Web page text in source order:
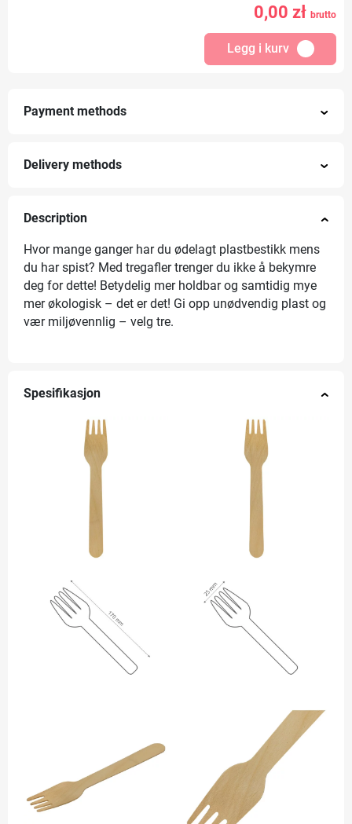
0,00 zł brutto
Legg i kurv
Payment methods
Delivery methods
Description
Hvor mange ganger har du ødelagt plastbestikk mens
du har spist? Med tregafler trenger du ikke å bekymre
deg for dette! Betydelig mer holdbar og samtidig mye
mer økologisk – det er det! Gi opp unødvendig plast og
vær miljøvennlig – velg tre.
Spesifikasjon